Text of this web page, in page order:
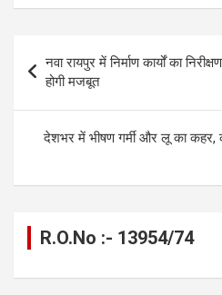
ce
o
o
k
se
n
g
er
at
A
p
p
e
a
navigation
नवा रायपुर में निर्माण कार्यों का
होगी मजबूत
देशभर में भीषण गर्मी और लू का कहर,
R.O.No :- 13954/74